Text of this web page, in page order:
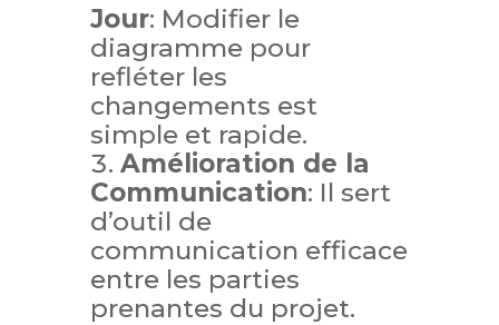
Jour: Modifier le
diagramme pour
refléter les
changements est
simple et rapide.
Amélioration de la
Communication: Il sert
d’outil de
communication efficace
entre les parties
prenantes du projet.